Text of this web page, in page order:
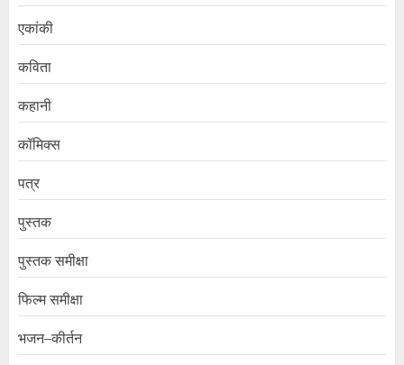
एकांकी
कविता
कहानी
कॉमिक्स
पत्र
पुस्तक
पुस्तक समीक्षा
फिल्म समीक्षा
भजन–कीर्तन